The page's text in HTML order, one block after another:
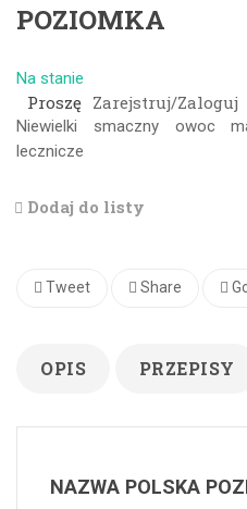
POZIOMKA
Na stanie
Proszę Zarejstruj/Zaloguj
Niewielki smaczny owoc
lecznicze
Dodaj do listy
Tweet Share
OPIS PRZEPISY
NAZWA POLSKA